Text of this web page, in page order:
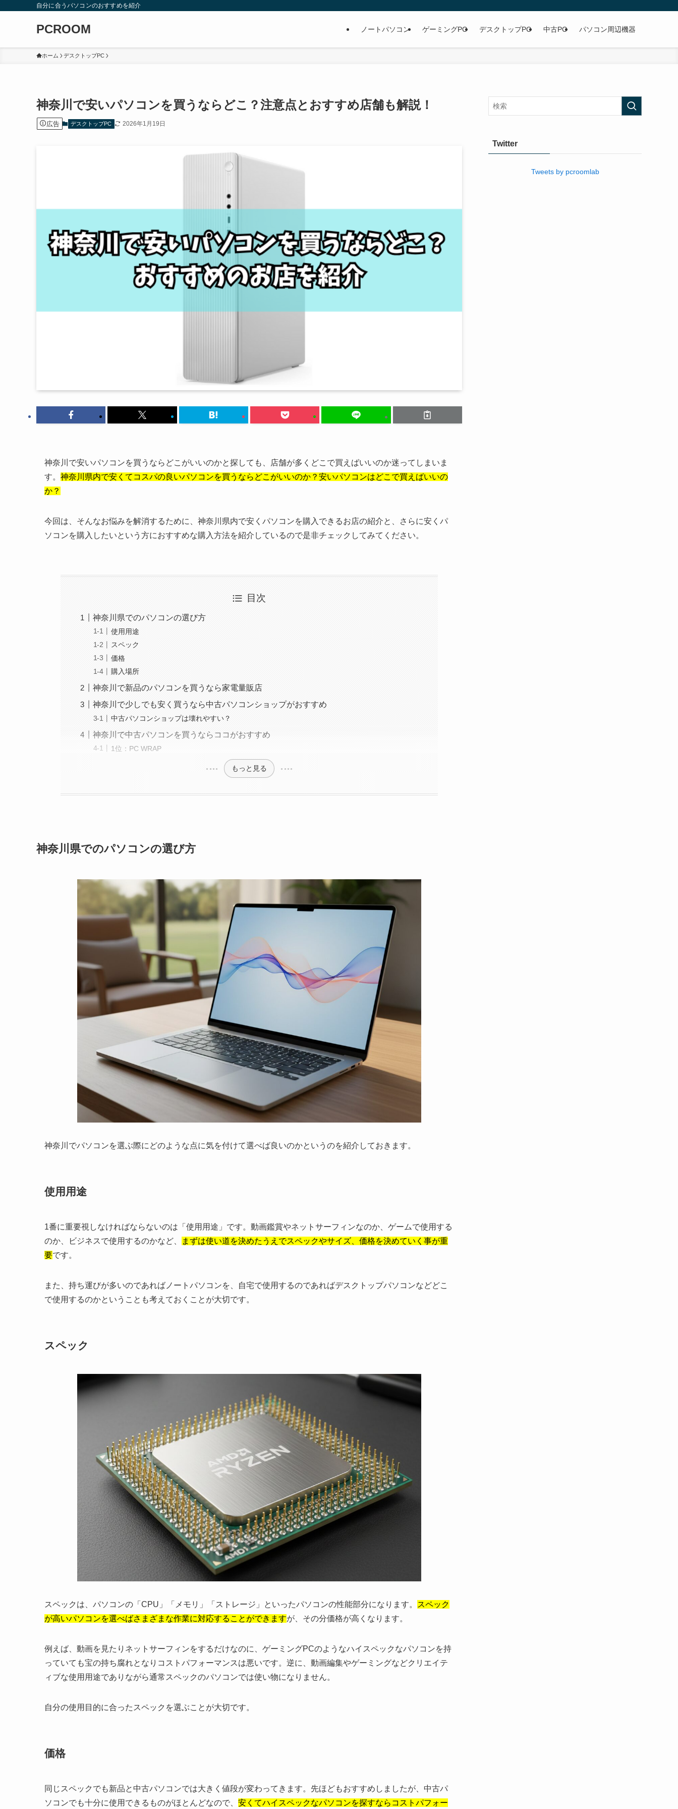
自分に合うパソコンのおすすめを紹介
PCROOM ノートパソコン ゲーミングPC デスクトップPC 中古PC パソコン周辺機器
ホーム デスクトップPC
神奈川で安いパソコンを買うならどこ？注意点とおすすめ店舗も解説！
広告 デスクトップPC 2026年1月19日
神奈川で安いパソコンを買うならどこがいいのかと探しても、店舗が多くどこで買えばいいのか迷ってしまいま
す。 神奈川県内で安くてコスパの良いパソコンを買うならどこがいいのか？安いパソコンはどこで買えばいいの
か？
今回は、そんなお悩みを解消するために、神奈川県内で安くパソコンを購入できるお店の紹介と、さらに安くパ
ソコンを購入したいという方におすすめな購入方法を紹介しているので是非チェックしてみてください。
目次
神奈川県でのパソコンの選び方
使用用途
スペック
価格
購入場所
神奈川で新品のパソコンを買うなら家電量販店
神奈川で少しでも安く買うなら中古パソコンショップがおすすめ
中古パソコンショップは壊れやすい？
神奈川で中古パソコンを買うならココがおすすめ
1位：PC WRAP
もっと見る
神奈川県でのパソコンの選び方
神奈川でパソコンを選ぶ際にどのような点に気を付けて選べば良いのかというのを紹介しておきます。
使用用途
1番に重要視しなければならないのは「使用用途」です。動画鑑賞やネットサーフィンなのか、ゲームで使用する
のか、ビジネスで使用するのかなど、
まずは使い道を決めたうえでスペックやサイズ、価格を決めていく事が重
要です。
また、持ち運びが多いのであればノートパソコンを、自宅で使用するのであればデスクトップパソコンなどどこ
で使用するのかということも考えておくことが大切です。
スペック
スペックは、パソコンの「CPU」「メモリ」「ストレージ」といったパソコンの性能部分になります。
スペック
が高いパソコンを選べばさまざまな作業に対応することができますが、その分価格が高くなります。
例えば、動画を見たりネットサーフィンをするだけなのに、ゲーミングPCのようなハイスペックなパソコンを持
っていても宝の持ち腐れとなりコストパフォーマンスは悪いです。逆に、動画編集やゲーミングなどクリエイテ
ィブな使用用途でありながら通常スペックのパソコンでは使い物になりません。
自分の使用目的に合ったスペックを選ぶことが大切です。
価格
同じスペックでも新品と中古パソコンでは大きく値段が変わってきます。先ほどもおすすめしましたが、中古パ
ソコンでも十分に使用できるものがほとんどなので、 安くてハイスペックなパソコンを探すならコストパフォー
Twitter
Tweets by pcroomlab